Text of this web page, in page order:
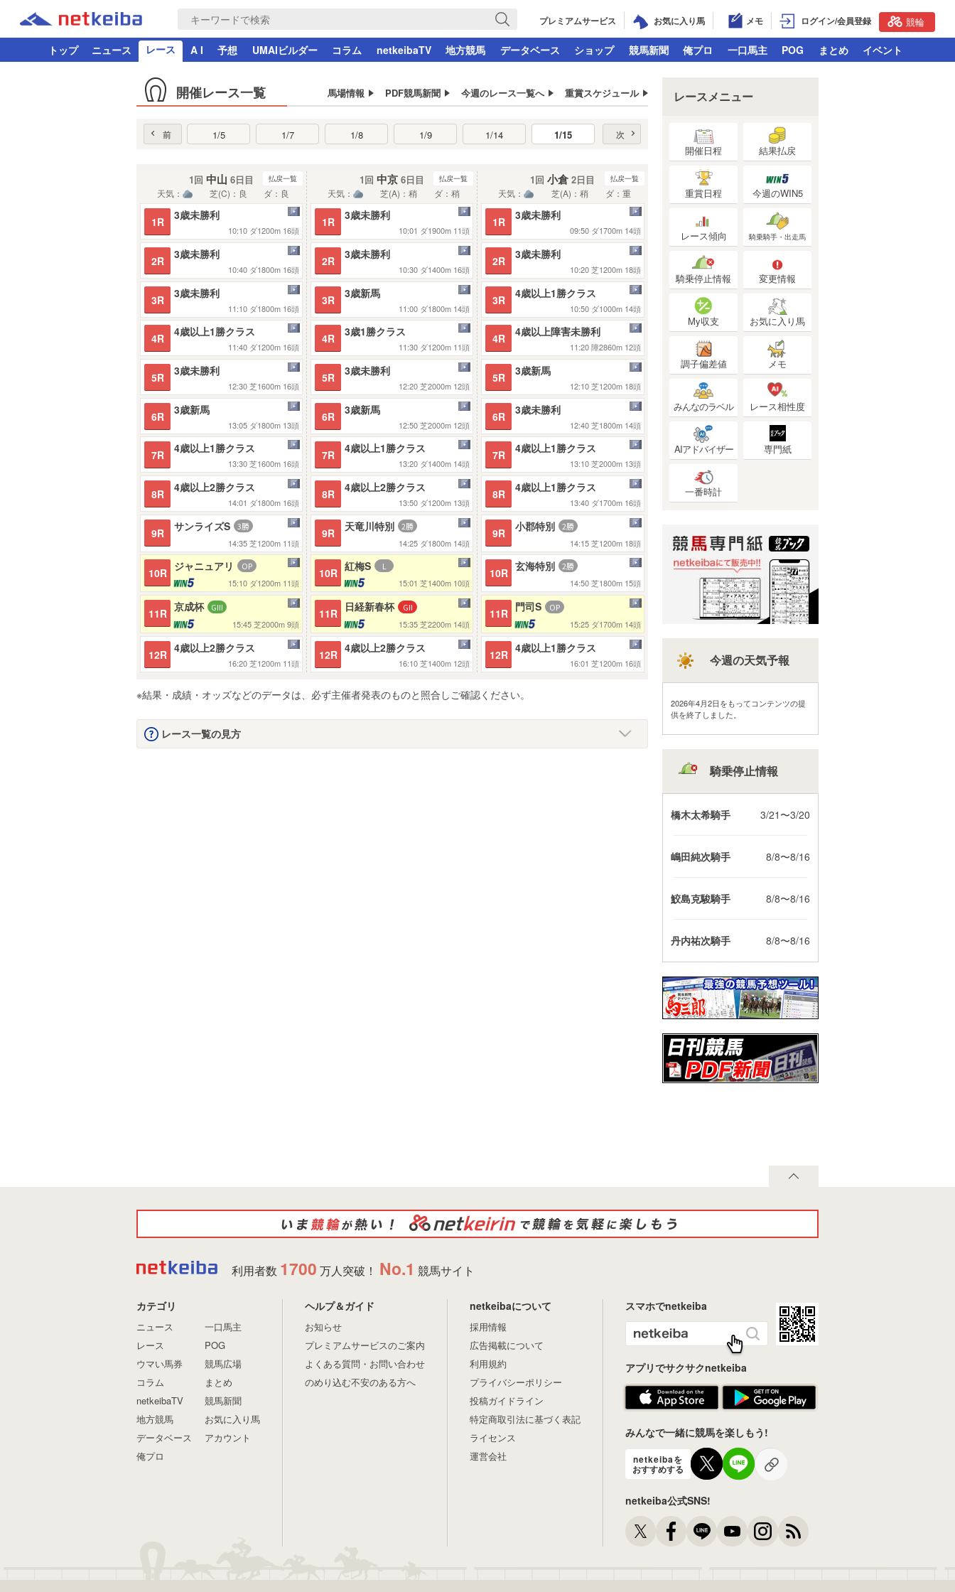
プレミアムサービス お気に入り馬 メモ ログイン/会員登録 競輪
トップ ニュース レース A I 予想 UMAIビルダー コラム netkeibaTV 地方競馬 データベース ショップ 競馬新聞 俺プロ 一口馬主 POG まとめ イベント
開催レース一覧 重賞スケジュール
今週のレース一覧へ
PDF競馬新聞
馬場情報
前 1/5 1/7 1/8 1/9 1/14 1/15
1回 中山 6日目 払戻一覧
天気： 芝(C)：良 ダ：良
1R 3歳未勝利
10:10 ダ1200m 16頭
2R 3歳未勝利
10:40 ダ1800m 16頭
3R 3歳未勝利
11:10 ダ1800m 16頭
4R 4歳以上1勝クラス
11:40 ダ1200m 16頭
5R 3歳未勝利
12:30芝1600m 16頭
6R 3歳新馬
13:05 ダ1800m 13頭
7R 4歳以上1勝クラス
13:30芝1600m 16頭
8R 4歳以上2勝クラス
14:01 ダ1800m 16頭
9R サンライズS
14:35芝1200m 11頭
10R ジャニュアリ
15:10 ダ1200m 11頭
11R 京成杯
15:45芝2000m9頭
12R 4歳以上2勝クラス
16:20芝1200m 11頭
1回 中京 6日目 払戻一覧
天気： 芝(A)：稍 ダ：稍
1R 3歳未勝利
10:01 ダ1900m 11頭
2R 3歳未勝利
10:30 ダ1400m 16頭
3R 3歳新馬
11:00 ダ1800m 14頭
4R 3歳1勝クラス
11:30 ダ1200m 11頭
5R 3歳未勝利
12:20芝2000m 12頭
6R 3歳新馬
12:50芝2000m 12頭
7R 4歳以上1勝クラス
13:20 ダ1400m 14頭
8R 4歳以上2勝クラス
13:50 ダ1200m 13頭
9R 天竜川特別
14:25 ダ1800m 14頭
10R 紅梅S
15:01 芝1400m 10頭
11R 日経新春杯
15:35芝2200m 14頭
12R 4歳以上2勝クラス
16:10芝1400m 12頭
1回 小倉 2日目 払戻一覧
天気： 芝(A)：稍 ダ：重
1R 3歳未勝利
09:50 ダ1700m 14頭
2R 3歳未勝利
10:20芝1200m 18頭
3R 4歳以上1勝クラス
10:50 ダ1000m 14頭
4R 4歳以上障害未勝利
11:20障2860m 12頭
5R 3歳新馬
12:10芝1200m 18頭
6R 3歳未勝利
12:40芝1800m 14頭
7R 4歳以上1勝クラス
13:10芝2000m 13頭
8R 4歳以上1勝クラス
13:40 ダ1700m 16頭
9R 小郡特別
14:15芝1200m 18頭
10R 玄海特別
14:50芝1800m 15頭
11R 門司S
15:25 ダ1700m 14頭
12R 4歳以上1勝クラス
16:01 芝1200m 16頭
次
※結果・成績・オッズなどのデータは、必ず主催者発表のものと照合しご確認ください。
レース一覧の見方
レースメニュー
開催日程 結果払戻
重賞日程 今週のWIN5
レース傾向 騎乗騎手・出走馬
騎乗停止情報 変更情報
My収支 お気に入り馬
調子偏差値 メモ
みんなのラベル レース相性度
AIアドバイザー 専門紙
一番時計
今週の天気予報
2026年4月2日をもってコンテンツの提
供を終了しました。
騎乗停止情報
橋木太希騎手 3/21〜3/20
嶋田純次騎手 8/8〜8/16
鮫島克駿騎手 8/8〜8/16
丹内祐次騎手 8/8〜8/16
利用者数 1700 万人突破！ No.1 競馬サイト
カテゴリ
ニュース
レース
ウマい馬券
コラム
netkeibaTV
地方競馬
データベース
俺プロ
一口馬主
POG
競馬広場
まとめ
競馬新聞
お気に入り馬
アカウント
ヘルプ＆ガイド
お知らせ
プレミアムサービスのご案内
よくある質問・お問い合わせ
のめり込む不安のある方へ
netkeibaについて
採用情報
広告掲載について
利用規約
プライバシーポリシー
投稿ガイドライン
特定商取引法に基づく表記
ライセンス
運営会社
スマホでnetkeiba
アプリでサクサクnetkeiba
みんなで一緒に競馬を楽しもう!
netkeibaを
おすすめする
netkeiba公式SNS!